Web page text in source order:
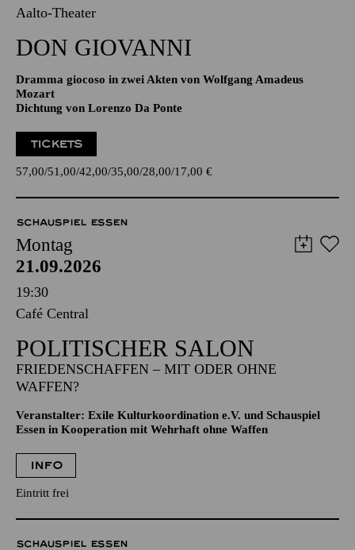
Aalto-Theater
DON GIO­VANNI
Dramma giocoso in zwei Akten von Wolfgang Amadeus
Mozart
Dichtung von Lorenzo Da Ponte
TICKETS
57,00 51,00 42,00 35,00 28,00 17,00 €
SCHAUSPIEL ESSEN
Montag
21.09.2026
19:30
Café Central
POLITISCHER SALON
FRIEDENSCHAFFEN – MIT ODER OHNE
WAFFEN?
Veranstalter: Exile Kulturkoordination e.V. und Schauspiel
Essen in Kooperation mit Wehrhaft ohne Waffen
INFO
Eintritt frei
SCHAUSPIEL ESSEN